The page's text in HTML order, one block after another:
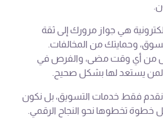
هي جواز مرورك إلى ثقة
وحمايتك من المخالفات.
من أي وقت مضى، والفرص في
يستعد لها بشكل صحيح.
نقدم فقط خدمات التسويق، بل نكون
تخطوها نحو النجاح الرقمي.